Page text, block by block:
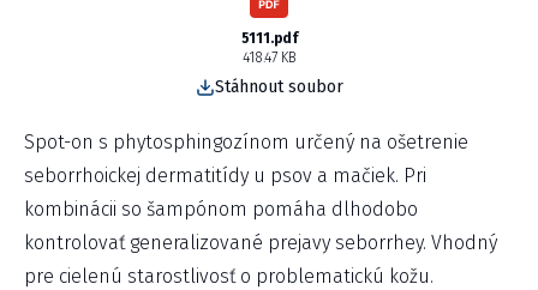
5111.pdf
418.47 KB
Stáhnout soubor
Spot-on s phytosphingozínom určený na ošetrenie
seborrhoickej dermatitídy u psov a mačiek. Pri
kombinácii so šampónom pomáha dlhodobo
kontrolovať generalizované prejavy seborrhey. Vhodný
pre cielenú starostlivosť o problematickú kožu.